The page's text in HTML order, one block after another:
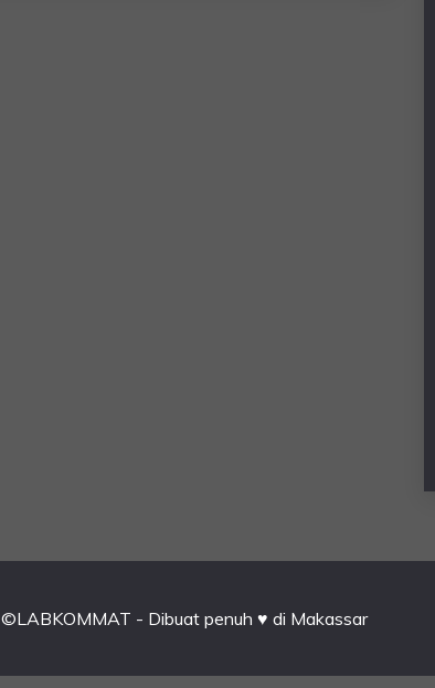
©LABKOMMAT - Dibuat penuh ♥ di Makassar